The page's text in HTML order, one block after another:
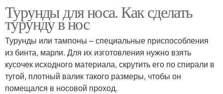
Турунды для носа. Как сделать
турунду в нос
Турунды или тампоны – специальные приспособления
из бинта, марли. Для их изготовления нужно взять
кусочек исходного материала, скрутить его по спирали в
тугой, плотный валик такого размеры, чтобы он
помещался в носовой проход.